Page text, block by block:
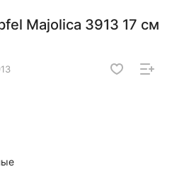
Majolica 3913 17 см